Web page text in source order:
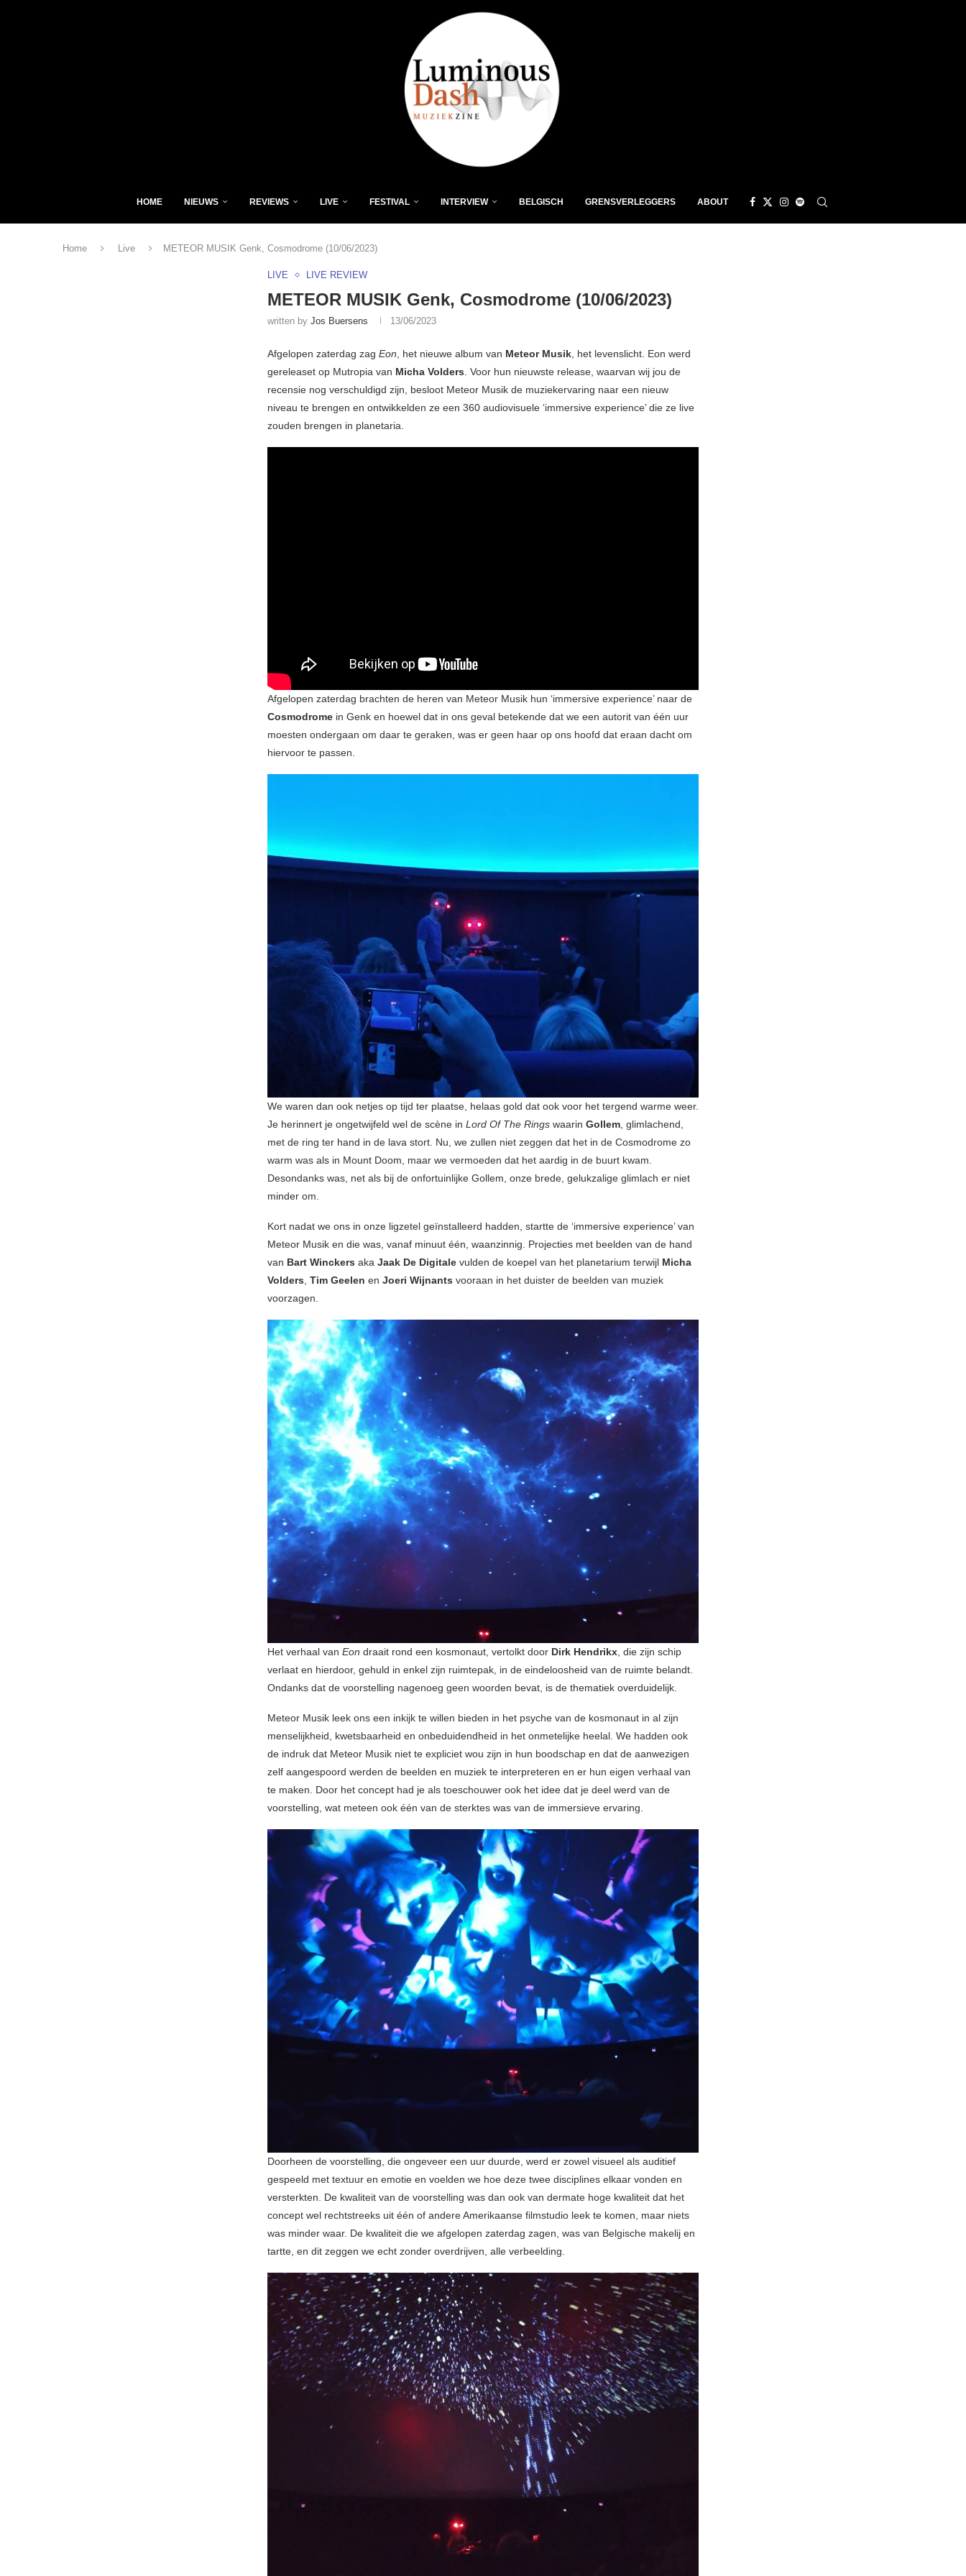
HOME NIEUWS REVIEWS LIVE FESTIVAL INTERVIEW BELGISCH GRENSVERLEGGERS ABOUT
Home Live METEOR MUSIK Genk, Cosmodrome (10/06/2023)
LIVE LIVE REVIEW
METEOR MUSIK Genk, Cosmodrome (10/06/2023)
written by Jos Buersens 13/06/2023
Afgelopen zaterdag zag Eon, het nieuwe album van Meteor Musik, het levenslicht. Eon werd
gereleaset op Mutropia van Micha Volders. Voor hun nieuwste release, waarvan wij jou de
recensie nog verschuldigd zijn, besloot Meteor Musik de muziekervaring naar een nieuw
niveau te brengen en ontwikkelden ze een 360 audiovisuele ‘immersive experience’ die ze live
zouden brengen in planetaria.
Afgelopen zaterdag brachten de heren van Meteor Musik hun ‘immersive experience’ naar de
Cosmodrome in Genk en hoewel dat in ons geval betekende dat we een autorit van één uur
moesten ondergaan om daar te geraken, was er geen haar op ons hoofd dat eraan dacht om
hiervoor te passen.
We waren dan ook netjes op tijd ter plaatse, helaas gold dat ook voor het tergend warme weer.
Je herinnert je ongetwijfeld wel de scène in Lord Of The Rings waarin Gollem , glimlachend,
met de ring ter hand in de lava stort. Nu, we zullen niet zeggen dat het in de Cosmodrome zo
warm was als in Mount Doom, maar we vermoeden dat het aardig in de buurt kwam.
Desondanks was, net als bij de onfortuinlijke Gollem, onze brede, gelukzalige glimlach er niet
minder om.
Kort nadat we ons in onze ligzetel geïnstalleerd hadden, startte de ‘immersive experience’ van
Meteor Musik en die was, vanaf minuut één, waanzinnig. Projecties met beelden van de hand
van Bart Winckers aka Jaak De Digitale vulden de koepel van het planetarium terwijl Micha
Volders Tim Geelen en Joeri Wijnants vooraan in het duister de beelden van muziek
voorzagen.
Het verhaal van Eon draait rond een kosmonaut, vertolkt door Dirk Hendrikx , die zijn schip
verlaat en hierdoor, gehuld in enkel zijn ruimtepak, in de eindeloosheid van de ruimte belandt.
Ondanks dat de voorstelling nagenoeg geen woorden bevat, is de thematiek overduidelijk.
Meteor Musik leek ons een inkijk te willen bieden in het psyche van de kosmonaut in al zijn
menselijkheid, kwetsbaarheid en onbeduidendheid in het onmetelijke heelal. We hadden ook
de indruk dat Meteor Musik niet te expliciet wou zijn in hun boodschap en dat de aanwezigen
zelf aangespoord werden de beelden en muziek te interpreteren en er hun eigen verhaal van
te maken. Door het concept had je als toeschouwer ook het idee dat je deel werd van de
voorstelling, wat meteen ook één van de sterktes was van de immersieve ervaring.
Doorheen de voorstelling, die ongeveer een uur duurde, werd er zowel visueel als auditief
gespeeld met textuur en emotie en voelden we hoe deze twee disciplines elkaar vonden en
versterkten. De kwaliteit van de voorstelling was dan ook van dermate hoge kwaliteit dat het
concept wel rechtstreeks uit één of andere Amerikaanse filmstudio leek te komen, maar niets
was minder waar. De kwaliteit die we afgelopen zaterdag zagen, was van Belgische makelij en
tartte, en dit zeggen we echt zonder overdrijven, alle verbeelding.